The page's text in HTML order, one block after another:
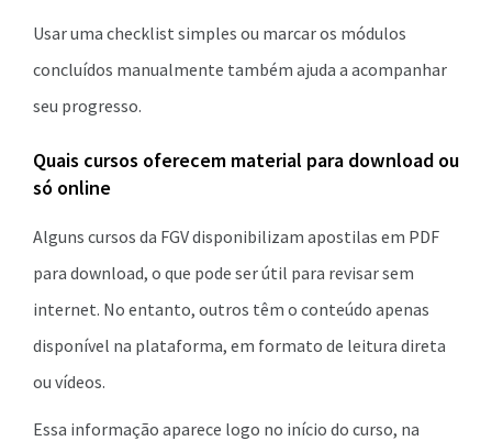
Usar uma checklist simples ou marcar os módulos
concluídos manualmente também ajuda a acompanhar
seu progresso.
Quais cursos oferecem material para download ou
só online
Alguns cursos da FGV disponibilizam apostilas em PDF
para download, o que pode ser útil para revisar sem
internet. No entanto, outros têm o conteúdo apenas
disponível na plataforma, em formato de leitura direta
ou vídeos.
Essa informação aparece logo no início do curso, na